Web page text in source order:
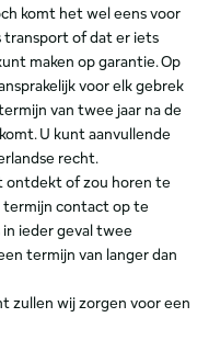
komt het wel eens voor
transport of dat er iets
maken op garantie. Op
voor elk gebrek
van twee jaar na de
U kunt aanvullende
recht.
ontdekt of zou horen te
termijn contact op te
ieder geval twee
termijn van langer dan
zullen wij zorgen voor een